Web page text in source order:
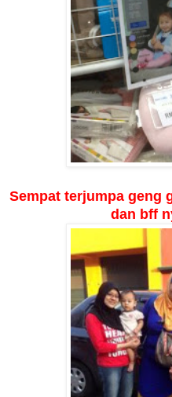
Sempat terjumpa geng
dan bff